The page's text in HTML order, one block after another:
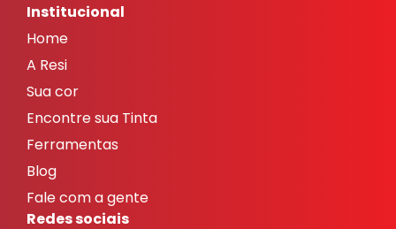
Institucional
Home
A Resi
Sua cor
Encontre sua Tinta
Ferramentas
Blog
Fale com a gente
Redes sociais